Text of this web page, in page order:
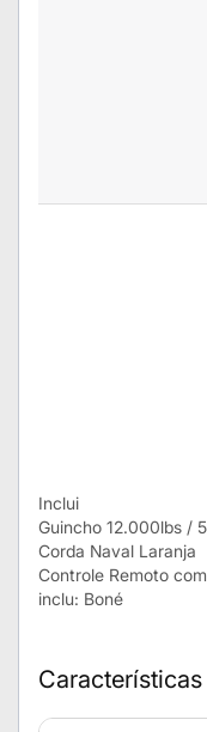
Inclui
Guincho 12.000lbs /
Corda Naval Laranja
Controle Remoto
inclu: Boné
Características